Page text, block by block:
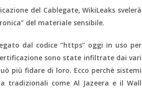
del Cablegate, WikiLeaks svelerà
del materiale sensibile.
dal codice “https” oggi in uso per
sono state infiltrate dai vari
più fidare di loro. Ecco perchè sistemi
tradizionali come Al Jazeera e il Wall